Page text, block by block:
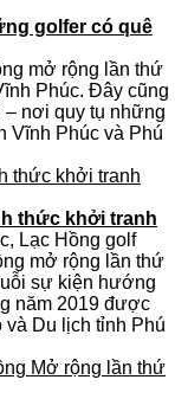
golfer có quê
mở rộng lần thứ
Phúc. Đây cũng
– nơi quy tụ những
Vĩnh Phúc và Phú
thức khởi tranh
Lạc Hồng golf
mở rộng lần thứ
sự kiện hướng
năm 2019 được
Du lịch tỉnh Phú